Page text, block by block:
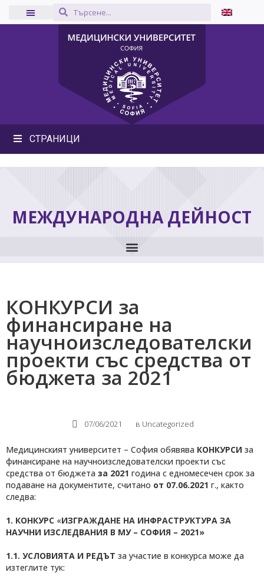
СТРАНИЦИ
МЕЖДУНАРОДНА ДЕЙНОСТ
КОНКУРСИ за
финансиране на
научноизследователски
проекти със средства от
бюджета за 2021
07/06/2021 в Uncategorized
Медицинският университет – София обявява КОНКУРСИ за
финансиране на научноизследователски проекти със
средства от бюджета за 2021 година с едномесечен срок за
подаване на документите, считано от 07.06.2021 г., както
следва:
1. КОНКУРС «ИЗГРАЖДАНЕ НА ИНФРАСТРУКТУРА ЗА
НАУЧНИ ИЗСЛЕДВАНИЯ В МУ – СОФИЯ – 2021»
1.1. УСЛОВИЯТА И РЕДЪТ за участие в конкурса може да
изтеглите тук: